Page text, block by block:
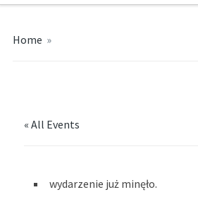
Home »
« All Events
wydarzenie już minęło.